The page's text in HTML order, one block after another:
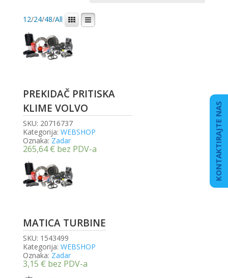
12/24/48/All
PREKIDAČ PRITISKA
KLIME VOLVO
SKU: 20716737
Kategorija: WEBSHOP
Oznaka: Zadar
265,64€ bez PDV-a
MATICA TURBINE
SKU: 1543499
Kategorija: WEBSHOP
Oznaka: Zadar
3,15 € bez PDV-a
KONTAKTIRAJTE NAS